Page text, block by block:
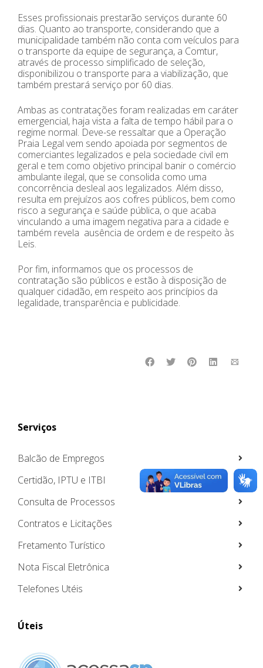
Esses profissionais prestarão serviços durante 60
dias. Quanto ao transporte, considerando que a
municipalidade também não conta com veículos para
o transporte da equipe de segurança, a Comtur,
através de processo simplificado de seleção,
disponibilizou o transporte para a viabilização, que
também prestará serviço por 60 dias.
Ambas as contratações foram realizadas em caráter
emergencial, haja vista a falta de tempo hábil para o
regime normal. Deve-se ressaltar que a Operação
Praia Legal vem sendo apoiada por segmentos de
comerciantes legalizados e pela sociedade civil em
geral e tem como objetivo principal banir o comércio
ambulante ilegal, que se consolida como uma
concorrência desleal aos legalizados. Além disso,
resulta em prejuízos aos cofres públicos, bem como
risco a segurança e saúde pública, o que acaba
vinculando a uma imagem negativa para a cidade e
também revela ausência de ordem e de respeito às
Leis.
Por fim, informamos que os processos de
contratação são públicos e estão à disposição de
qualquer cidadão, em respeito aos princípios da
legalidade, transparência e publicidade.
Serviços
Balcão de Empregos
Certidão, IPTU e ITBI
Consulta de Processos
Contratos e Licitações
Fretamento Turístico
Nota Fiscal Eletrônica
Telefones Utéis
Úteis